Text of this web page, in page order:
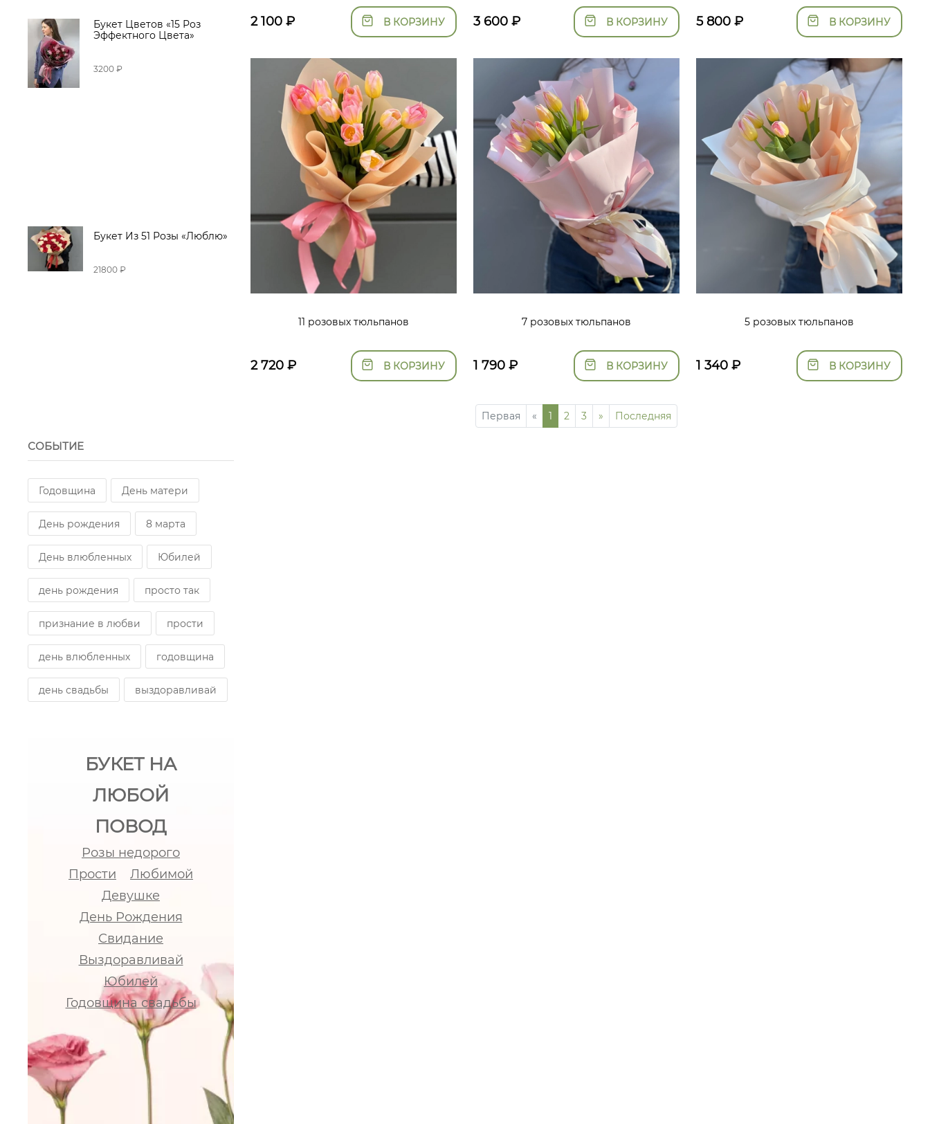
Букет Цветов «15 Роз
Эффектного Цвета»
3200 ₽
Букет Из 51 Розы «Люблю»
21800 ₽
СОБЫТИЕ
Годовщина День матери
День рождения 8 марта
День влюбленных Юбилей
день рождения просто так
признание в любви прости
день влюбленных годовщина
день свадьбы выздоравливай
БУКЕТ НА
ЛЮБОЙ
ПОВОД
Розы недорого
Прости
Любимой
Девушке
День Рождения
Свидание
Выздоравливай
Юбилей
Годовщина свадьбы
2 100 ₽ В КОРЗИНУ 3 600₽ В КОРЗИНУ 5 800₽ В КОРЗИНУ
11 розовых тюльпанов
2 720 ₽ В КОРЗИНУ
7 розовых тюльпанов
1 790₽ В КОРЗИНУ
5 розовых тюльпанов
1 340₽ В КОРЗИНУ
Первая « 1 2 3 » Последняя